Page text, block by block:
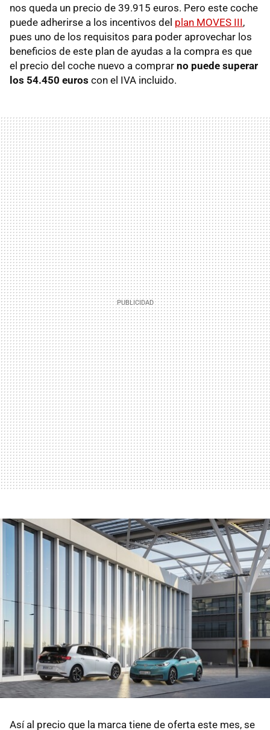
nos queda un precio de 39.915 euros. Pero este coche
puede adherirse a los incentivos del plan MOVES III,
pues uno de los requisitos para poder aprovechar los
beneficios de este plan de ayudas a la compra es que
el precio del coche nuevo a comprar no puede superar
los 54.450 euros con el IVA incluido.
Así al precio que la marca tiene de oferta este mes, se